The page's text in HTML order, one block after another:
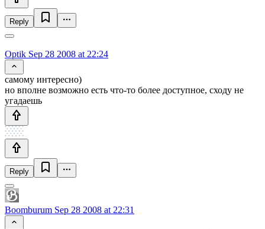
Reply
Optik Sep 28 2008 at 22:24
самому интересно)
но вполне возможно есть что-то более доступное, сходу не
угадаешь
Reply
Boomburum Sep 28 2008 at 22:31